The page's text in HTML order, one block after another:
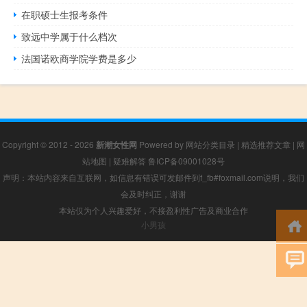
在职硕士生报考条件
致远中学属于什么档次
法国诺欧商学院学费是多少
Copyright © 2012 - 2026 新潮女性网 Powered by 网站分类目录 | 精选推荐文章 | 网
站地图 | 疑难解答 鲁ICP备09001028号
声明：本站内容来自互联网，如信息有错误可发邮件到f_fb#foxmail.com说明，我们
会及时纠正，谢谢
本站仅为个人兴趣爱好，不接盈利性广告及商业合作
小男孩